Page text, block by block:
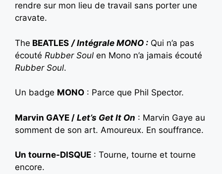
rendre sur mon lieu de travail sans porter une
cravate.
The BEATLES / Intégrale MONO : Qui n’a pas
écouté Rubber Soul en Mono n’a jamais écouté
Rubber Soul.
Un badge MONO : Parce que Phil Spector.
Marvin GAYE / Let’s Get It On : Marvin Gaye au
somment de son art. Amoureux. En souffrance.
Un tourne-DISQUE : Tourne, tourne et tourne
encore.